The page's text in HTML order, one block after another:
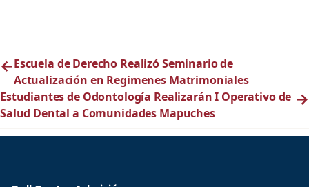
←Escuela de Derecho Realizó Seminario de
Actualización en Regimenes Matrimoniales
Estudiantes de Odontología Realizarán I Operativo de
Salud Dental a Comunidades Mapuches
→